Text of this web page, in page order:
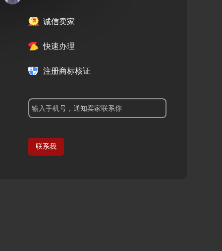
诚信卖家
快速办理
注册商标核证